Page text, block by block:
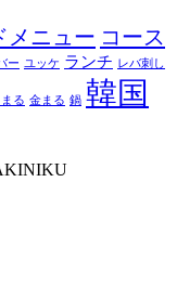
メニュー コース
ー ユッケ ランチ レバ刺し
る 金まる 鍋 韓国